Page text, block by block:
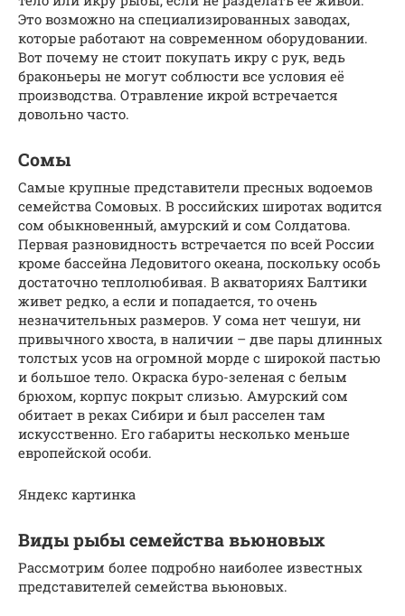
Это возможно на специализированных заводах,
которые работают на современном оборудовании.
Вот почему не стоит покупать икру с рук, ведь
браконьеры не могут соблюсти все условия её
производства. Отравление икрой встречается
довольно часто.
Сомы
Самые крупные представители пресных водоемов
семейства Сомовых. В российских широтах водится
сом обыкновенный, амурский и сом Солдатова.
Первая разновидность встречается по всей России
кроме бассейна Ледовитого океана, поскольку особь
достаточно теплолюбивая. В акваториях Балтики
живет редко, а если и попадается, то очень
незначительных размеров. У сома нет чешуи, ни
привычного хвоста, в наличии – две пары длинных
толстых усов на огромной морде с широкой пастью
и большое тело. Окраска буро-зеленая с белым
брюхом, корпус покрыт слизью. Амурский сом
обитает в реках Сибири и был расселен там
искусственно. Его габариты несколько меньше
европейской особи.
Яндекс картинка
Виды рыбы семейства вьюновых
Рассмотрим более подробно наиболее известных
представителей семейства вьюновых.